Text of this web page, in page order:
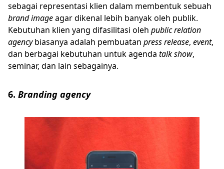
sebagai representasi klien dalam membentuk sebuah
brand imageagar dikenal lebih banyak oleh publik.
Kebutuhan klien yang difasilitasi oleh public relation
agencybiasanya adalah pembuatan press release, event,
dan berbagai kebutuhan untuk agenda talk show,
seminar, dan lain sebagainya.
6. Branding agency